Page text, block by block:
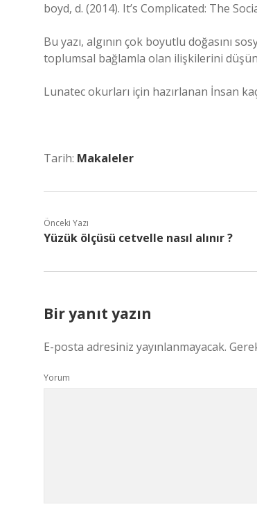
boyd, d. (2014). It’s Complicated: The
Bu yazı, algının çok boyutlu doğasını
toplumsal bağlamla olan ilişkilerini
Lunatec okurları için hazırlanan İnsan
Tarih: Makaleler
Önceki Yazı
Yüzük ölçüsü cetvelle nasıl alınır ?
Bir yanıt yazın
E-posta adresiniz yayınlanmayacak.
Yorum